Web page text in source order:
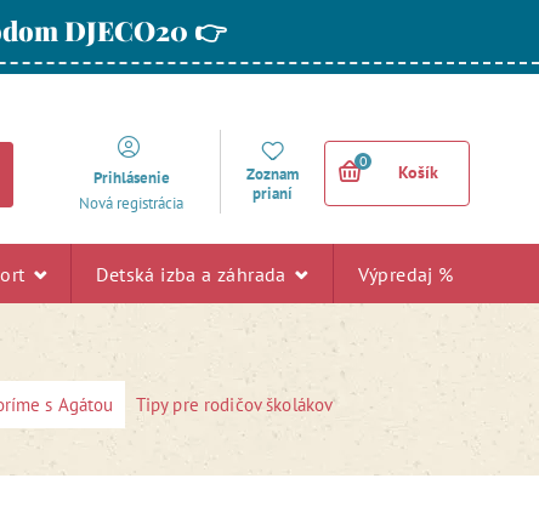
DJECO20 👉
Prihlásenie
Nová registrácia
Zoznam
prianí
0
Košík
Detská izba a záhrada Výpredaj %
s Agátou Tipy pre rodičov školákov